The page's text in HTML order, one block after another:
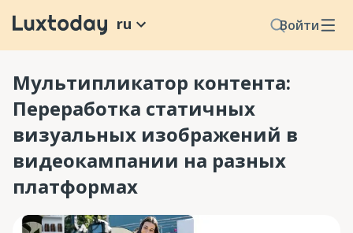
Войти
ru
Мультипликатор контента:
Переработка статичных
визуальных изображений в
видеокампании на разных
платформах